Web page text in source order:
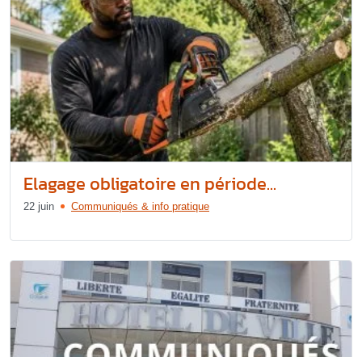
Elagage obligatoire en période...
22 juin Communiqués & info pratique